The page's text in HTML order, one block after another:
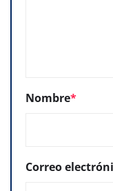
Nombre*
Correo